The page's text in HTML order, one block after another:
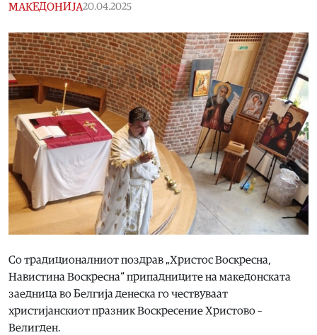
МАКЕДОНИЈА20.04.2025
Со традиционалниот поздрав „Христос Воскресна,
Навистина Воскресна“ припадниците на македонската
заедница во Белгија денеска го чествуваат
христијанскиот празник Воскресение Христово –
Велигден.